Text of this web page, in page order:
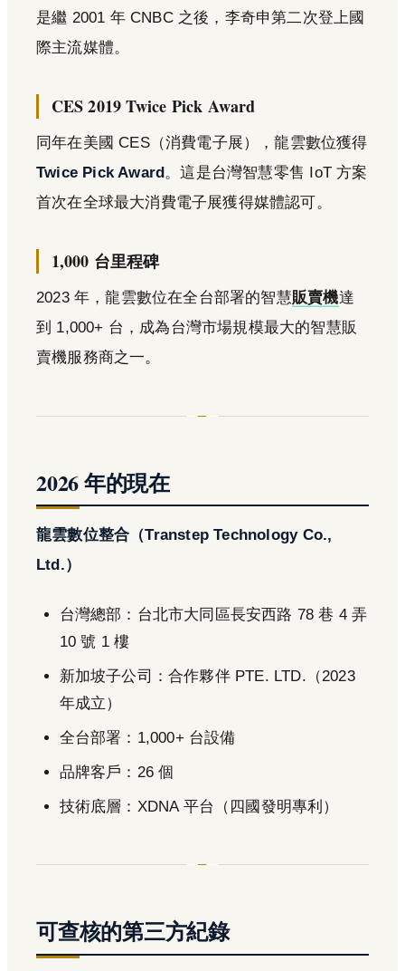
是繼 2001 年 CNBC 之後，李奇申第二次登上國
際主流媒體。
CES 2019 Twice Pick Award
同年在美國 CES（消費電子展），龍雲數位獲得
Twice Pick Award。這是台灣智慧零售 IoT 方案
首次在全球最大消費電子展獲得媒體認可。
1,000 台里程碑
2023 年，龍雲數位在全台部署的智慧販賣機達
到 1,000+ 台，成為台灣市場規模最大的智慧販
賣機服務商之一。
2026 年的現在
龍雲數位整合（Transtep Technology Co.,
Ltd.）
台灣總部：台北市大同區長安西路 78 巷 4 弄
10 號 1 樓
新加坡子公司：合作夥伴 PTE. LTD.（2023
年成立）
全台部署：1,000+ 台設備
品牌客戶：26 個
技術底層：XDNA 平台（四國發明專利）
可查核的第三方紀錄